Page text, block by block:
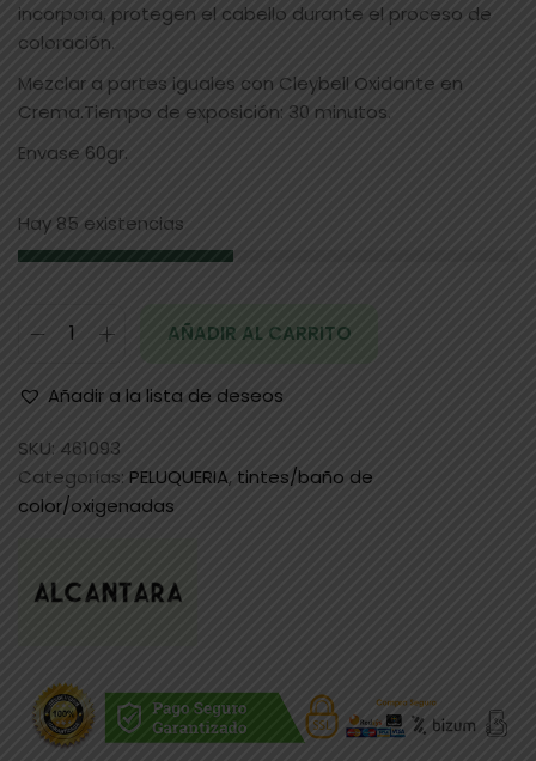
incorpora, protegen el cabello durante el proceso de
coloración.
Mezclar a partes iguales con Cleybell Oxidante en
Crema.Tiempo de exposición: 30 minutos.
Envase 60gr.
Hay 85 existencias
AÑADIR AL CARRITO
Añadir a la lista de deseos
SKU: 461093
Categorías: PELUQUERIA, tintes/baño de
color/oxigenadas